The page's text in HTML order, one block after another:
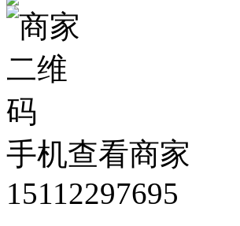
手机查看商家
15112297695